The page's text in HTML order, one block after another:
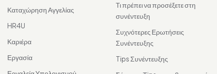
Καταχώρηση Αγγελίας
HR4U
Καριέρα
Εργασία
Τι πρέπει να προσέξετε στη
συνέντευξη
Συχνότερες Ερωτήσεις
Συνέντευξης
Tips Συνέντευξης